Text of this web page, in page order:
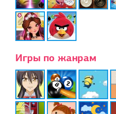
Игры по жанрам